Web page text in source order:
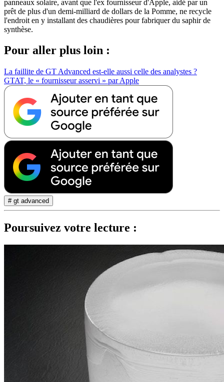
panneaux solaire, avant que l'ex fournisseur d'Apple, aidé par un
prêt de plus d'un demi-milliard de dollars de la Pomme, ne recycle
l'endroit en y installant des chaudières pour fabriquer du saphir de
synthèse.
Pour aller plus loin :
La faillite de GT Advanced est-elle aussi celle des analystes ?
GTAT, le « fournisseur asservi » par Apple
# gt advanced
Poursuivez votre lecture :